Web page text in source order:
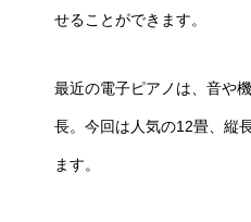
せることができます。
最近の電子ピアノは、音や
長。今回は人気の12畳、縦
ます。